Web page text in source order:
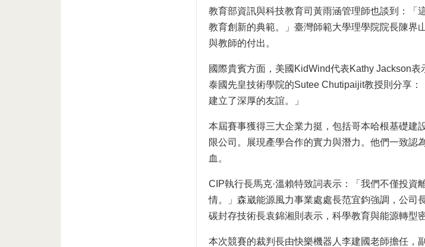
教育部資訊與科技教育司黃雨涵管理師也談到：「
教育創新的典範。」臺灣師範大學理學院院長陳界
與教師的付出。
國際貴賓方面，美國KidWind代表Kathy Jackson
泰國先皇技術學院的Sutee Chutipaijit教授則分享
建立了深厚的友誼。」
本屆賽事獲得三大企業力挺，包括哥本哈根基礎建
限公司。展現產學合作的實力與潛力。他們一致
血。
CIP執行長馬克·溫賴特致詞表示：「我們不僅投
情。」森崴能源風力事業處處長范宜鈞強調，公司
碳封存技術長袁錦湘則表示，科學教育與能源轉型
本次競賽的裁判長由快樂機器人李建國老師擔任，